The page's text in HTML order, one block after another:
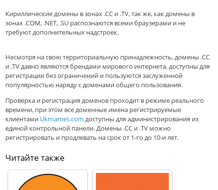
Кириллические домены в зонах .СС и .TV, так же, как домены в
зонах .COM, .NET, .SU распознаются всеми браузерами и не
требуют дополнительных надстроек.
Несмотря на свою территориальную принадлежность, домены .СС
и .TV давно являются брендами мирового интернета, доступны для
регистрации без ограничений и пользуются заслуженной
популярностью наряду с доменами общего пользования.
Проверка и регистрация доменов проходит в режиме реального
времени, при этом все доменные имена регистрируемые
клиентами Ukrnames.com доступны для администрирования из
единой контрольной панели. Домены .СС и .TV можно
регистрировать и продлевать на срок от 1-го до 10-и лет.
Читайте также